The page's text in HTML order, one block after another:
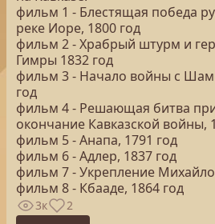
фильм 1 - Блестящая победа
реке Иоре, 1800 год
фильм 2 - Храбрый штурм и
Гимры 1832 год
фильм 3 - Начало войны с
год
фильм 4 - Решающая битва при
окончание Кавказской войны,
фильм 5 - Анапа, 1791 год
фильм 6 - Адлер, 1837 год
фильм 7 - Укрепление
фильм 8 - Кбааде, 1864 год
3к 2